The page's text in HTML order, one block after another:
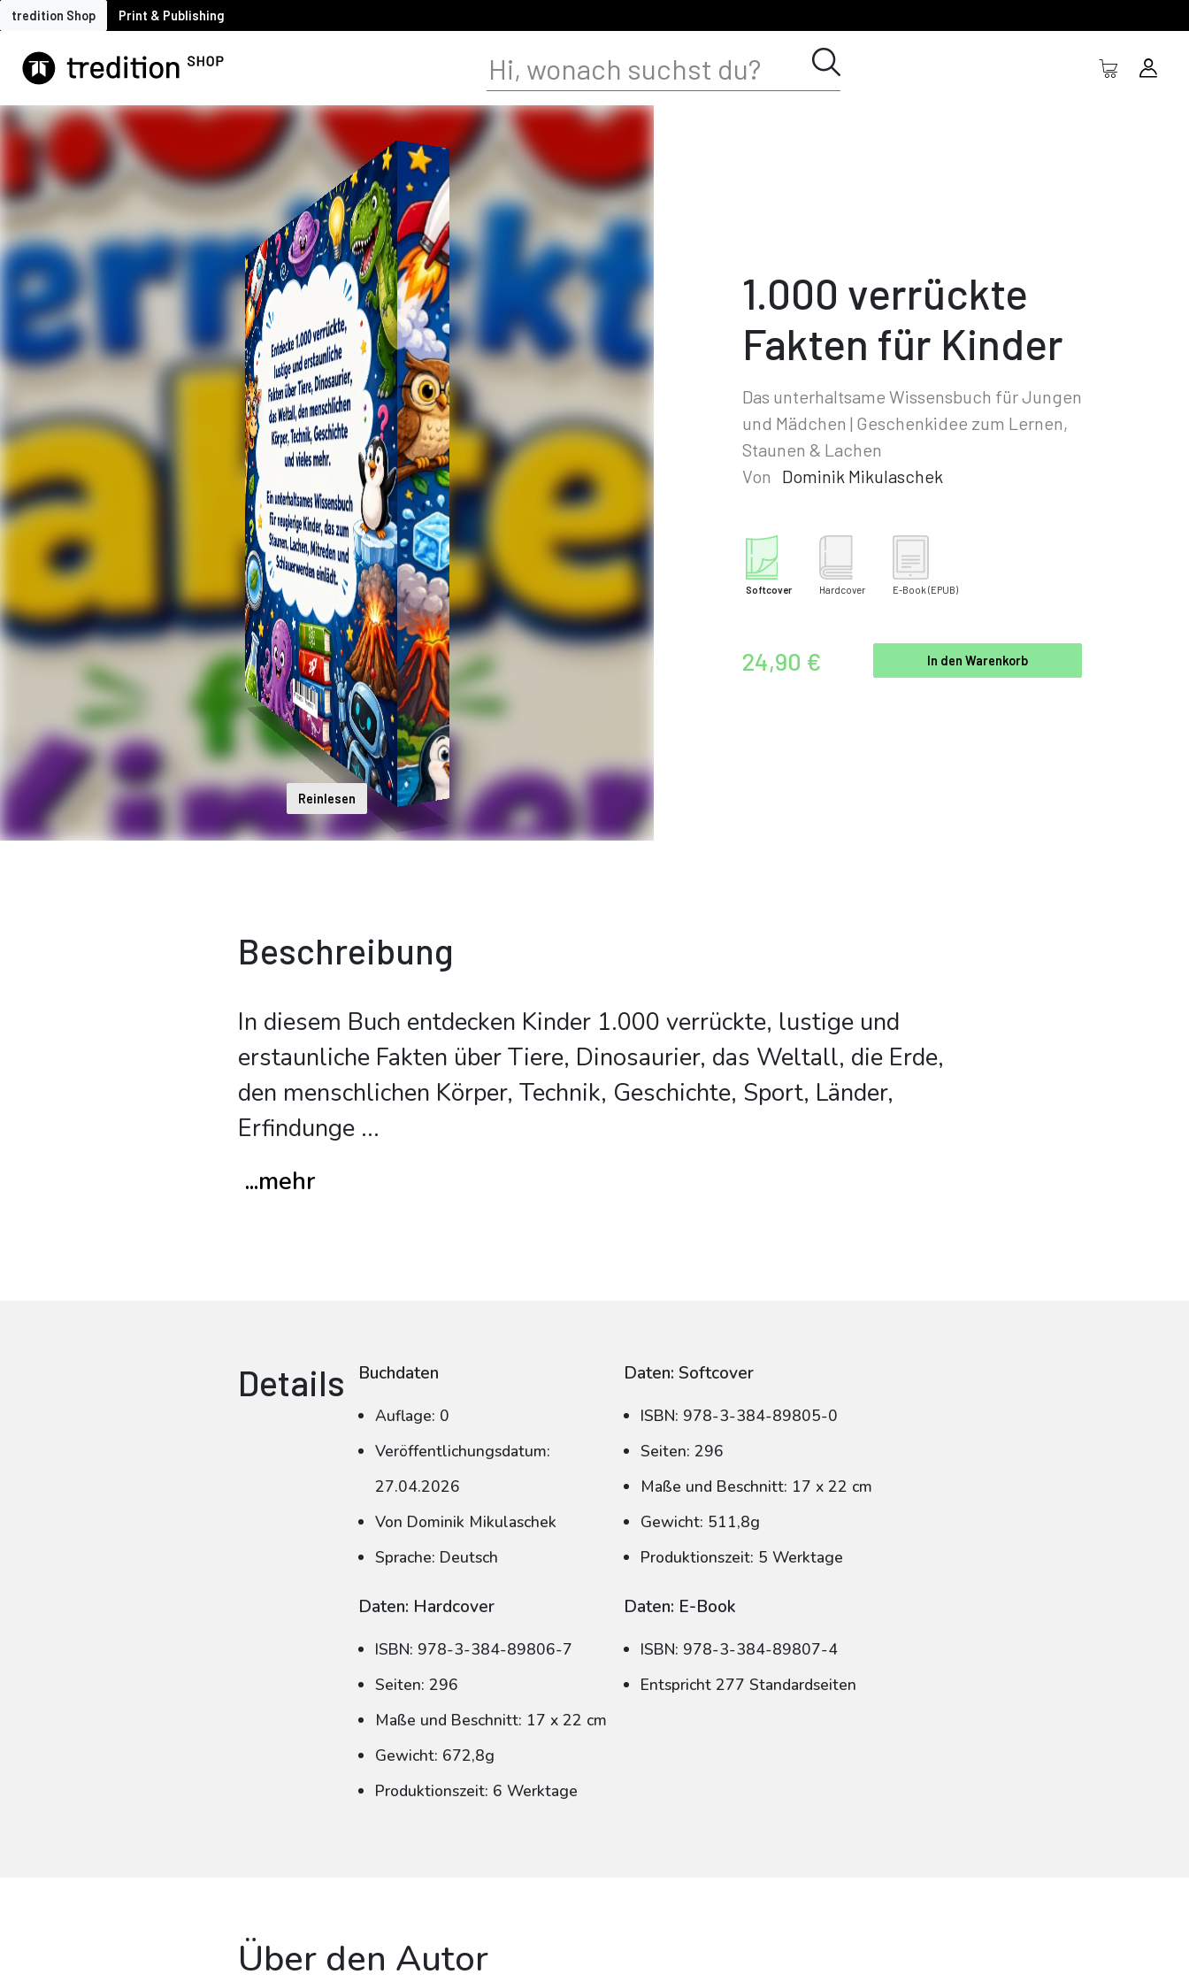
tredition Shop Print & Publishing
Reinlesen
1.000 verrückte
Fakten für Kinder
Das unterhaltsame Wissensbuch für Jungen
und Mädchen | Geschenkidee zum Lernen,
Staunen & Lachen
Von
Dominik Mikulaschek
Softcover Hardcover E-Book (EPUB)
24,90 € In den Warenkorb
Beschreibung
In diesem Buch entdecken Kinder 1.000 verrückte, lustige und
erstaunliche Fakten über Tiere, Dinosaurier, das Weltall, die Erde,
den menschlichen Körper, Technik, Geschichte, Sport, Länder,
Erfindunge...
...mehr
Details Buchdaten
Auflage: 0
Veröffentlichungsdatum:
27.04.2026
Von Dominik Mikulaschek
Sprache: Deutsch
Daten: Softcover
ISBN: 978-3-384-89805-0
Seiten: 296
Maße und Beschnitt: 17 x 22 cm
Gewicht: 511,8g
Produktionszeit: 5 Werktage
Daten: Hardcover
ISBN: 978-3-384-89806-7
Seiten: 296
Maße und Beschnitt: 17 x 22 cm
Gewicht: 672,8g
Produktionszeit: 6 Werktage
Daten: E-Book
ISBN: 978-3-384-89807-4
Entspricht 277 Standardseiten
Über den Autor